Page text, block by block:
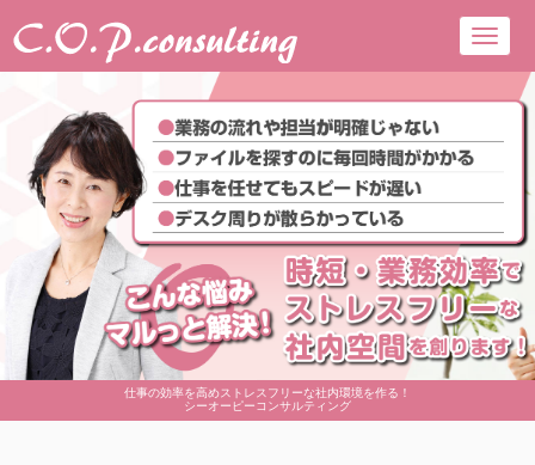
仕事の効率を高めストレスフリーな社内環境を作る！
シーオーピーコンサルティング